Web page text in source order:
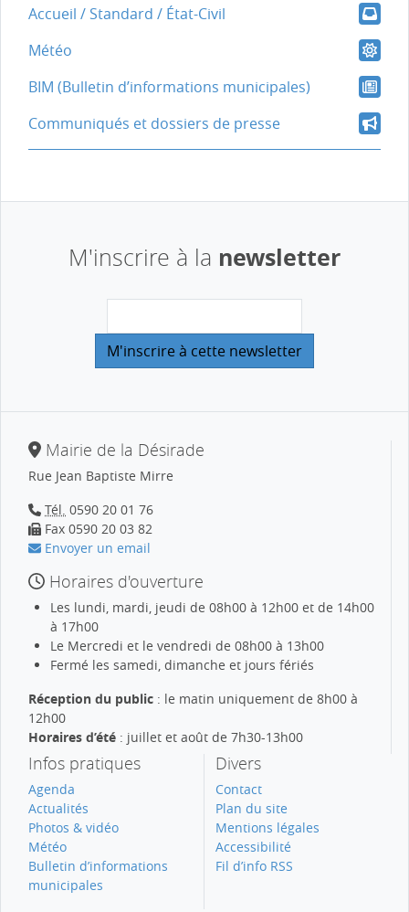
Accueil / Standard / État-Civil
Météo
BIM (Bulletin d’informations municipales)
Communiqués et dossiers de presse
M'inscrire à la newsletter
Mairie de la Désirade
Rue Jean Baptiste Mirre
Tél. 0590 20 01 76
Fax 0590 20 03 82
Envoyer un email
Horaires d'ouverture
Les lundi, mardi, jeudi de 08h00 à 12h00 et de 14h00
à 17h00
Le Mercredi et le vendredi de 08h00 à 13h00
Fermé les samedi, dimanche et jours fériés
Réception du public : le matin uniquement de 8h00 à
12h00
Horaires d’été : juillet et août de 7h30-13h00
Infos pratiques
Agenda
Actualités
Photos & vidéo
Météo
Bulletin d’informations
municipales
Divers
Contact
Plan du site
Mentions légales
Accessibilité
Fil d’info RSS